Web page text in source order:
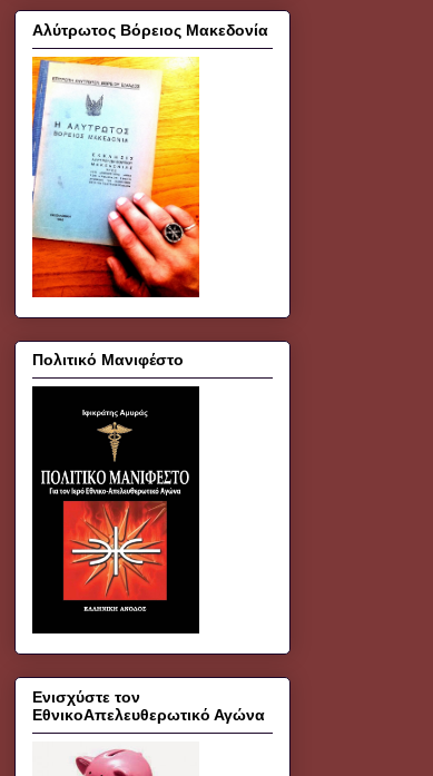
Αλύτρωτος Βόρειος Μακεδονία
Πολιτικό Μανιφέστο
Ενισχύστε τον
ΕθνικοΑπελευθερωτικό Αγώνα